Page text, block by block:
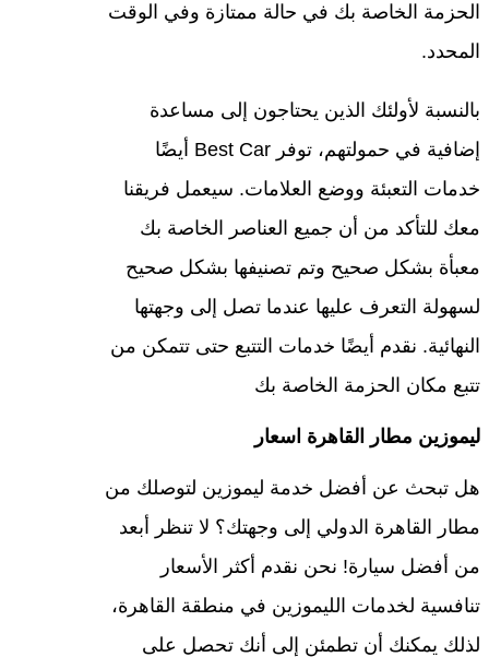
الحزمة الخاصة بك في حالة ممتازة وفي الوقت
المحدد.
بالنسبة لأولئك الذين يحتاجون إلى مساعدة
إضافية في حمولتهم، توفر Best Car أيضًا
خدمات التعبئة ووضع العلامات. سيعمل فريقنا
معك للتأكد من أن جميع العناصر الخاصة بك
معبأة بشكل صحيح وتم تصنيفها بشكل صحيح
لسهولة التعرف عليها عندما تصل إلى وجهتها
النهائية. نقدم أيضًا خدمات التتبع حتى تتمكن من
تتبع مكان الحزمة الخاصة بك
ليموزين مطار القاهرة اسعار
هل تبحث عن أفضل خدمة ليموزين لتوصلك من
مطار القاهرة الدولي إلى وجهتك؟ لا تنظر أبعد
من أفضل سيارة! نحن نقدم أكثر الأسعار
تنافسية لخدمات الليموزين في منطقة القاهرة،
لذلك يمكنك أن تطمئن إلى أنك تحصل على